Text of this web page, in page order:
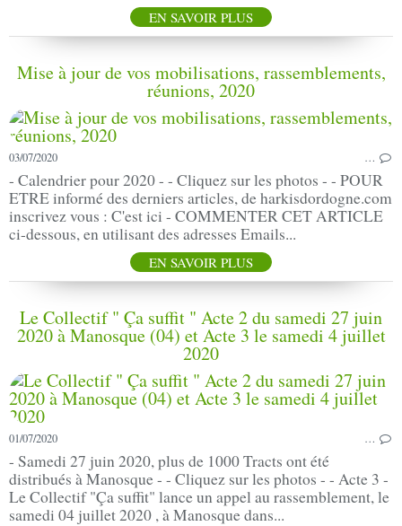
EN SAVOIR PLUS
Mise à jour de vos mobilisations, rassemblements,
réunions, 2020
03/07/2020 …
- Calendrier pour 2020 - - Cliquez sur les photos - - POUR
ETRE informé des derniers articles, de harkisdordogne.com
inscrivez vous : C'est ici - COMMENTER CET ARTICLE
ci-dessous, en utilisant des adresses Emails...
EN SAVOIR PLUS
Le Collectif " Ça suffit " Acte 2 du samedi 27 juin
2020 à Manosque (04) et Acte 3 le samedi 4 juillet
2020
01/07/2020 …
- Samedi 27 juin 2020, plus de 1000 Tracts ont été
distribués à Manosque - - Cliquez sur les photos - - Acte 3 -
Le Collectif "Ça suffit" lance un appel au rassemblement, le
samedi 04 juillet 2020 , à Manosque dans...